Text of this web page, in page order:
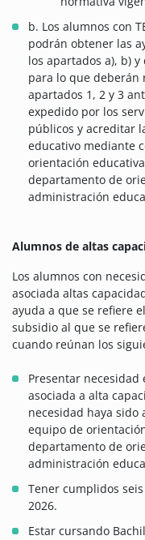
b. Los alumnos con
podrán obtener las
los apartados a), b)
para lo que deberán
apartados 1, 2 y 3
expedido por los
públicos y acreditar
educativo mediante
orientación
departamento de
administración
Alumnos de altas
Los alumnos con
asociada altas
ayuda a que se refiere
subsidio al que se
cuando reúnan los
Presentar necesidad
asociada a alta
necesidad haya
equipo de
departamento de
administración
Tener cumplidos
2026.
Estar cursando